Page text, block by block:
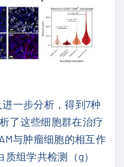
一步分析，得到7种
了这些细胞群在治疗
与肿瘤细胞的相互作
质组学共检测（g）